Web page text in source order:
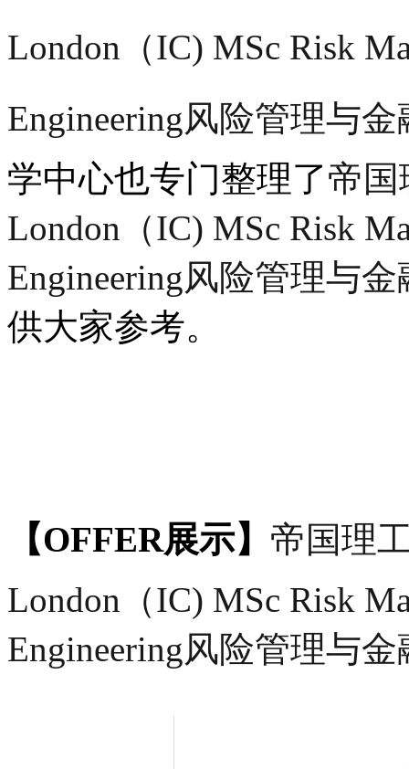
London（IC) MSc Risk
Engineering风险管理与
学中心也专门整理了帝国
London（IC) MSc Risk
Engineering风险管理与
供大家参考。
【OFFER展示】 帝国理
London（IC) MSc Risk
Engineering风险管理与